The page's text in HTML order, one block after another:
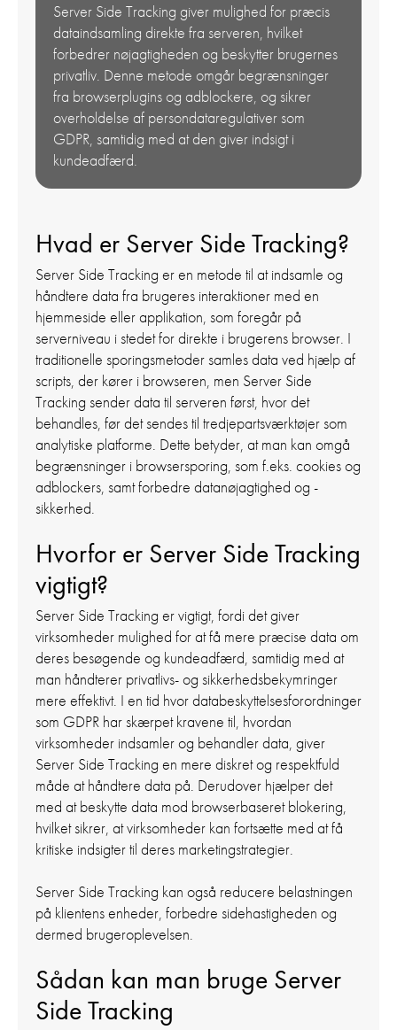
Server Side Tracking giver mulighed for præcis
dataindsamling direkte fra serveren, hvilket
forbedrer nøjagtigheden og beskytter brugernes
privatliv. Denne metode omgår begrænsninger
fra browserplugins og adblockere, og sikrer
overholdelse af persondataregulativer som
GDPR, samtidig med at den giver indsigt i
kundeadfærd.
Hvad er Server Side Tracking?
Server Side Tracking er en metode til at indsamle og
håndtere data fra brugeres interaktioner med en
hjemmeside eller applikation, som foregår på
serverniveau i stedet for direkte i brugerens browser. I
traditionelle sporingsmetoder samles data ved hjælp af
scripts, der kører i browseren, men Server Side
Tracking sender data til serveren først, hvor det
behandles, før det sendes til tredjepartsværktøjer som
analytiske platforme. Dette betyder, at man kan omgå
begrænsninger i browsersporing, som f.eks. cookies og
adblockers, samt forbedre datanøjagtighed og -
sikkerhed.
Hvorfor er Server Side Tracking
vigtigt?
Server Side Tracking er vigtigt, fordi det giver
virksomheder mulighed for at få mere præcise data om
deres besøgende og kundeadfærd, samtidig med at
man håndterer privatlivs- og sikkerhedsbekymringer
mere effektivt. I en tid hvor databeskyttelsesforordninger
som GDPR har skærpet kravene til, hvordan
virksomheder indsamler og behandler data, giver
Server Side Tracking en mere diskret og respektfuld
måde at håndtere data på. Derudover hjælper det
med at beskytte data mod browserbaseret blokering,
hvilket sikrer, at virksomheder kan fortsætte med at få
kritiske indsigter til deres marketingstrategier.
Server Side Tracking kan også reducere belastningen
på klientens enheder, forbedre sidehastigheden og
dermed brugeroplevelsen.
Sådan kan man bruge Server
Side Tracking